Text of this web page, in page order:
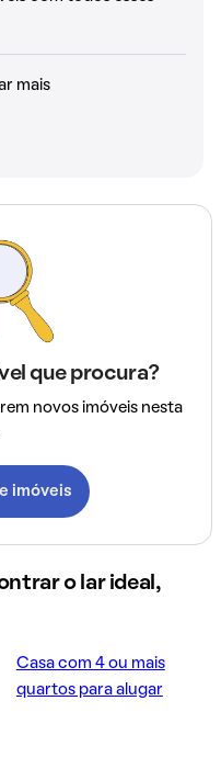
mais
que procura?
novos imóveis nesta
imóveis
o lar ideal,
Casa com 4 ou mais
quartos para alugar